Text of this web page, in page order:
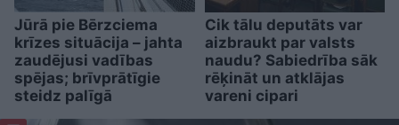
Jūrā pie Bērzciema
krīzes situācija – jahta
zaudējusi vadības
spējas; brīvprātīgie
steidz palīgā
Cik tālu deputāts var
aizbraukt par valsts
naudu? Sabiedrība sāk
rēķināt un atklājas
vareni cipari